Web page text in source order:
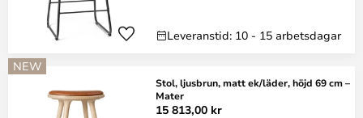
Leveranstid: 10 - 15 arbetsdagar
NEW
Stol, ljusbrun, matt ek/läder, höjd 69 cm –
Mater
15 813,00 kr